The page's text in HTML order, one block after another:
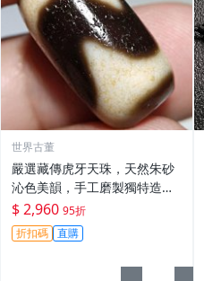
世界古董
嚴選藏傳虎牙天珠，天然朱砂
沁色美韻，手工磨製獨特造
型，久養包漿光澤，尺寸m
m，天珠 天然朱砂 沁色
$ 2,960 95折
折扣碼 直購